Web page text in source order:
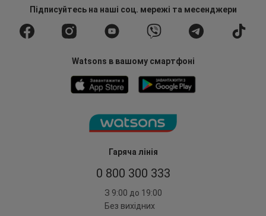
Гаряча лінія
0 800 300 333
З 9:00 до 19:00
Без вихідних
Підписуйтесьна наші соц. мережі та месенджери
Watsons в вашому смартфоні